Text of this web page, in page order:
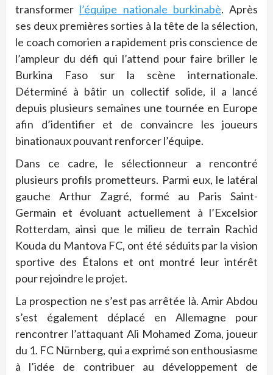
transformer l’équipe nationale burkinabè. Après
ses deux premières sorties à la tête de la sélection,
le coach comorien a rapidement pris conscience de
l’ampleur du défi qui l’attend pour faire briller le
Burkina Faso sur la scène internationale.
Déterminé à bâtir un collectif solide, il a lancé
depuis plusieurs semaines une tournée en Europe
afin d’identifier et de convaincre les joueurs
binationaux pouvant renforcer l’équipe.
Dans ce cadre, le sélectionneur a rencontré
plusieurs profils prometteurs. Parmi eux, le latéral
gauche Arthur Zagré, formé au Paris Saint-
Germain et évoluant actuellement à l’Excelsior
Rotterdam, ainsi que le milieu de terrain Rachid
Kouda du Mantova FC, ont été séduits par la vision
sportive des Étalons et ont montré leur intérêt
pour rejoindre le projet.
La prospection ne s’est pas arrêtée là. Amir Abdou
s’est également déplacé en Allemagne pour
rencontrer l’attaquant Ali Mohamed Zoma, joueur
du 1. FC Nürnberg, qui a exprimé son enthousiasme
à l’idée de contribuer au développement de